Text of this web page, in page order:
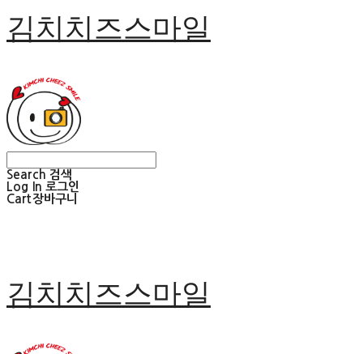
김치치즈스마일
Search 검색
Log In 로그인
Cart장바구니
김치치즈스마일